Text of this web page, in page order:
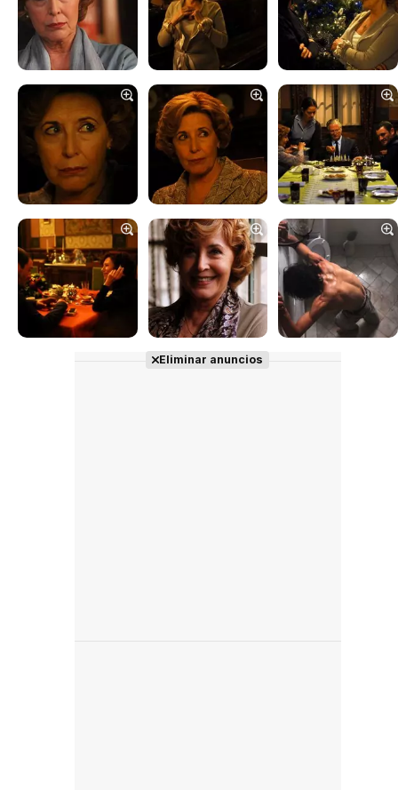
Tráiler 'Vida perra' (2026)
Tráiler Oficial en VOSE 'The Audacity'
Eliminar anuncios